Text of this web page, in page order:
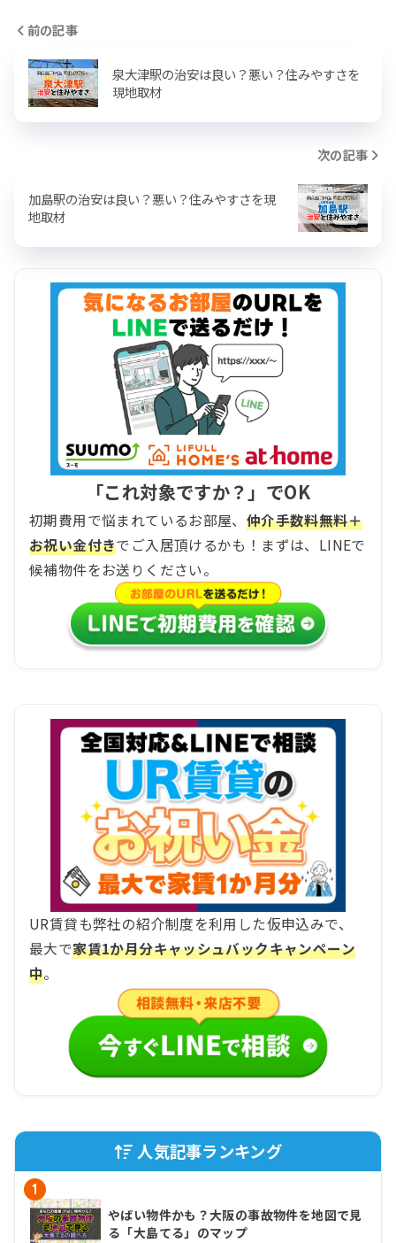
前の記事
泉大津駅の治安は良い？悪い？住みやすさを
現地取材
次の記事
加島駅の治安は良い？悪い？住みやすさを現
地取材
「これ対象ですか？」でOK
初期費用で悩まれているお部屋、 仲介手数料無料＋
お祝い金付きでご入居頂けるかも！まずは、LINEで
候補物件をお送りください。
UR賃貸も弊社の紹介制度を利用した仮申込みで、
最大で家賃1か月分キャッシュバックキャンペーン
中。
人気記事ランキング
1
やばい物件かも？大阪の事故物件を地図で見
る「大島てる」のマップ